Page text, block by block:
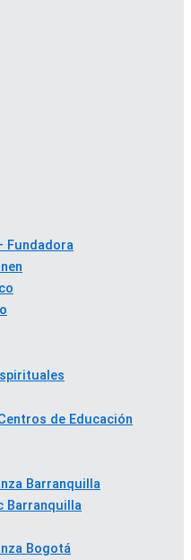
Fundadora
de Educación
Barranquilla
Barranquilla
Bogotá